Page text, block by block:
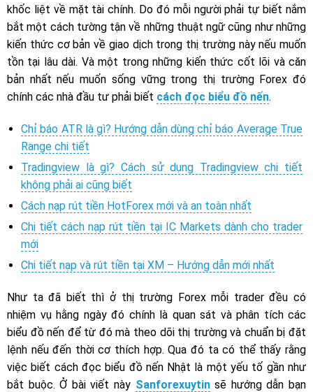
khốc liệt về mặt tài chính. Do đó mỗi người phải tự biết nắm
bắt một cách tường tận về những thuật ngữ cũng như những
kiến thức cơ bản về giao dịch trong thị trường này nếu muốn
tồn tại lâu dài. Và một trong những kiến thức cốt lõi và căn
bản nhất nếu muốn sống vững trong thị trường Forex đó
chính các nhà đầu tư phải biết cách đọc biểu đồ nến.
Chỉ báo ATR là gì? Hướng dẫn dùng chỉ báo Average True
Range chi tiết
Tradingview là gì? Cách sử dụng Tradingview chi tiết
không phải ai cũng biết
Cách nạp rút tiền HotForex mới và an toàn nhất
Chi tiết cách nạp rút tiền tại IC Markets dành cho trader
mới
Chi tiết nạp và rút tiền tại XM – Hướng dẫn mới nhất
Như ta đã biết thì ở thị trường Forex mỗi trader đều có
nhiệm vụ hằng ngày đó chính là quan sát và phân tích các
biểu đồ nến để từ đó mà theo dõi thị trường và chuẩn bị đặt
lệnh nếu đến thời cơ thích hợp. Qua đó ta có thể thấy rằng
việc biết cách đọc biểu đồ nến Nhật là một yếu tố gần như
bắt buộc. Ở bài viết này Sanforexuytinsẽ hướng dẫn bạn